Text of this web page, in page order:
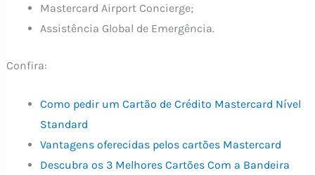
Mastercard Airport Concierge;
Assistência Global de Emergência.
Confira:
Como pedir um Cartão de Crédito Mastercard Nível
Standard
Vantagens oferecidas pelos cartões Mastercard
Descubra os 3 Melhores Cartões Com a Bandeira